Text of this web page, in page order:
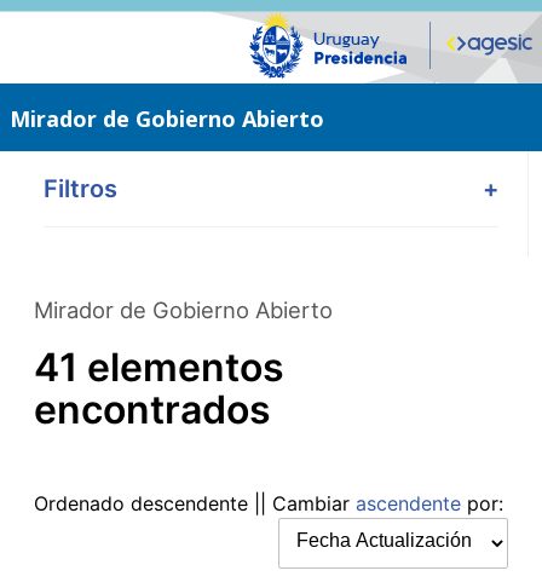
Saltar
Mirador de Gobierno Abierto
Filtros +
Mirador de Gobierno Abierto
41 elementos
encontrados
Ordenado descendente || Cambiar ascendente por: